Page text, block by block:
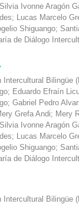
Silvia Ivonne Aragón
; Lucas Marcelo
Shiguango;
de Diálogo
Intercultural Bilingüe
; Eduardo Efraín
; Gabriel Pedro
Grefa Andi; Mery
Silvia Ivonne Aragón
; Lucas Marcelo
Shiguango;
de Diálogo
Intercultural Bilingüe